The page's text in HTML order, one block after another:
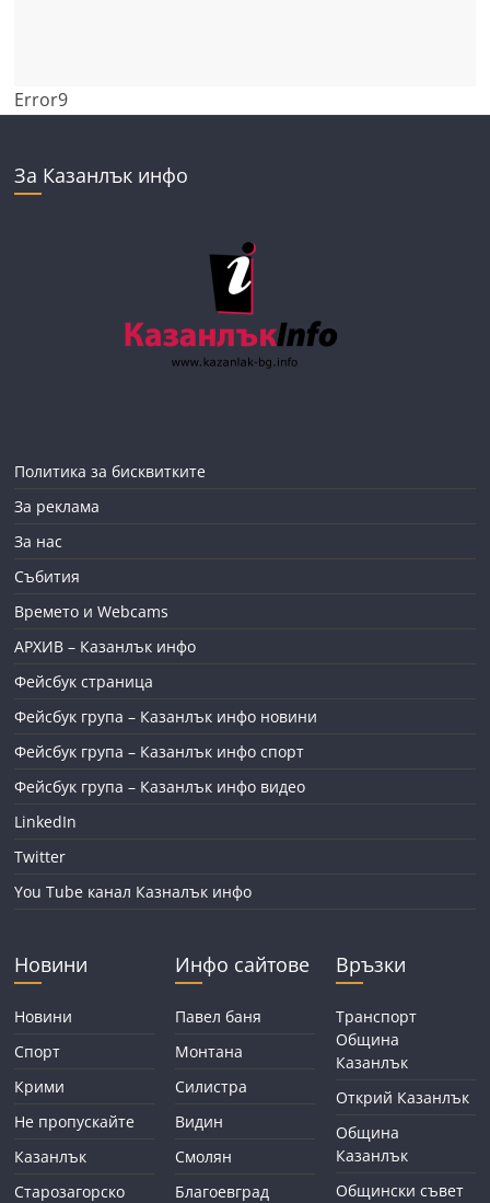
Error9
За Казанлък инфо
Политика за бисквитките
За реклама
За нас
Събития
Времето и Webcams
АРХИВ – Казанлък инфо
Фейсбук страница
Фейсбук група – Казанлък инфо новини
Фейсбук група – Казанлък инфо спорт
Фейсбук група – Казанлък инфо видео
LinkedIn
Twitter
You Tube канал Казналък инфо
Новини
Новини
Спорт
Крими
Не пропускайте
Казанлък
Старозагорско
Инфо сайтове
Павел баня
Монтана
Силистра
Видин
Смолян
Благоевград
Връзки
Транспорт
Община
Казанлък
Открий Казанлък
Община
Казанлък
Общински съвет